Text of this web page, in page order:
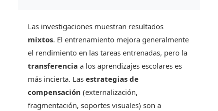
Las investigaciones muestran resultados
mixtos. El entrenamiento mejora generalmente
el rendimiento en las tareas entrenadas, pero la
transferencia a los aprendizajes escolares es
más incierta. Las estrategias de
compensación (externalización,
fragmentación, soportes visuales) son a